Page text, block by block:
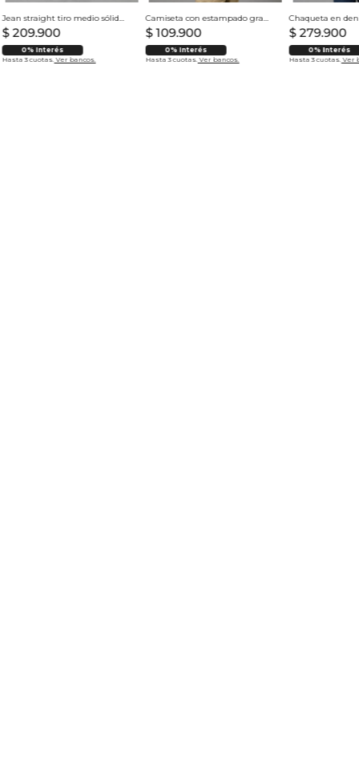
Jean straight tiro medio sólido para hombre
$ 209.900
0% Interés
Hasta 3 cuotas. Ver bancos.
Camiseta con estampado grande en espalda para hombre
$ 109.900
0% Interés
Hasta 3 cuotas. Ver bancos.
$ 279.900
0% Interés
Hasta 3 cuotas. Ver